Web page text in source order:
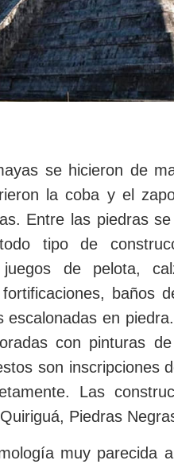
se hicieron de
la coba y el
Entre las piedras
tipo de
juegos de pelota,
baños
escalonadas en
con pinturas
son inscripciones
Las
Piedras
muy parecida